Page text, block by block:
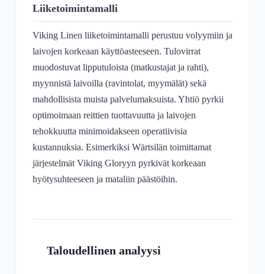
Liiketoimintamalli
Viking Linen liiketoimintamalli perustuu volyymiin ja
laivojen korkeaan käyttöasteeseen. Tulovirrat
muodostuvat lipputuloista (matkustajat ja rahti),
myynnistä laivoilla (ravintolat, myymälät) sekä
mahdollisista muista palvelumaksuista. Yhtiö pyrkii
optimoimaan reittien tuottavuutta ja laivojen
tehokkuutta minimoidakseen operatiivisia
kustannuksia. Esimerkiksi Wärtsilän toimittamat
järjestelmät Viking Gloryyn pyrkivät korkeaan
hyötysuhteeseen ja mataliin päästöihin.
Taloudellinen analyysi